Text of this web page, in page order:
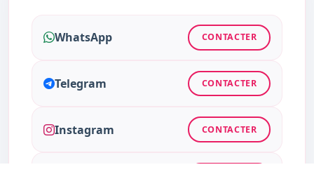
WhatsApp CONTACTER
Telegram CONTACTER
Instagram CONTACTER